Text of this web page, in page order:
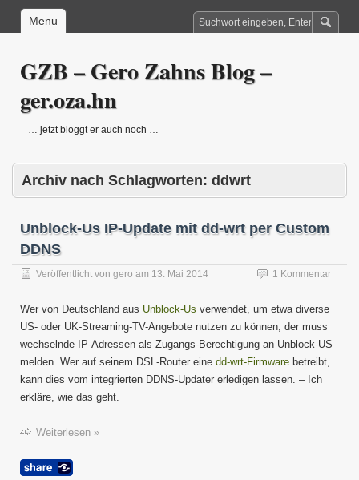
Menu
GZB – Gero Zahns Blog –
ger.oza.hn
… jetzt bloggt er auch noch …
Archiv nach Schlagworten: ddwrt
Unblock-Us IP-Update mit dd-wrt per Custom
DDNS
Veröffentlicht von gero am 13. Mai 2014 1 Kommentar
Wer von Deutschland aus Unblock-Us verwendet, um etwa diverse
US- oder UK-Streaming-TV-Angebote nutzen zu können, der muss
wechselnde IP-Adressen als Zugangs-Berechtigung an Unblock-US
melden. Wer auf seinem DSL-Router eine dd-wrt-Firmware betreibt,
kann dies vom integrierten DDNS-Updater erledigen lassen. – Ich
erkläre, wie das geht.
Weiterlesen »